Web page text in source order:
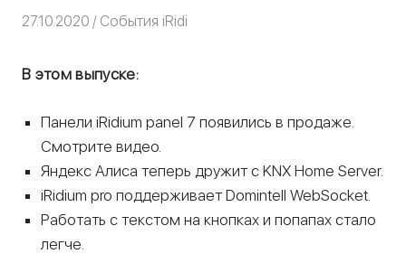
27.10.2020 Команда iRidium mobile
События iRidi
В этом выпуске:
Панели iRidium panel 7 появились в продаже.
Смотрите видео.
Яндекс Алиса теперь дружит с KNX Home Server.
iRidium pro поддерживает Domintell WebSocket.
Работать с текстом на кнопках и попапах стало
легче.